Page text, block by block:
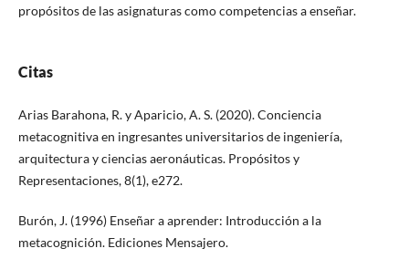
propósitos de las asignaturas como competencias a enseñar.
Citas
Arias Barahona, R. y Aparicio, A. S. (2020). Conciencia
metacognitiva en ingresantes universitarios de ingeniería,
arquitectura y ciencias aeronáuticas. Propósitos y
Representaciones, 8(1), e272.
Burón, J. (1996) Enseñar a aprender: Introducción a la
metacognición. Ediciones Mensajero.